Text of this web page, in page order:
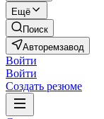
Ещё
Поиск
Авторемзавод
Войти
Войти
Создать резюме